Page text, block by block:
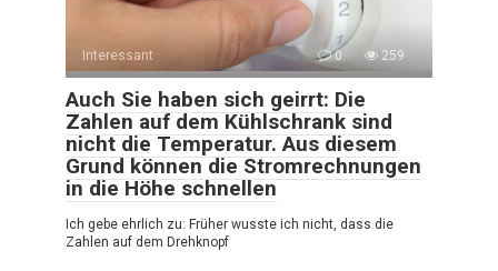
Interessant 0 259
Auch Sie haben sich geirrt: Die
Zahlen auf dem Kühlschrank sind
nicht die Temperatur. Aus diesem
Grund können die Stromrechnungen
in die Höhe schnellen
Ich gebe ehrlich zu: Früher wusste ich nicht, dass die
Zahlen auf dem Drehknopf